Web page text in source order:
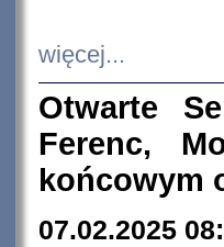
więcej...
Otwarte
Ferenc,
końcowym
07.02.2025